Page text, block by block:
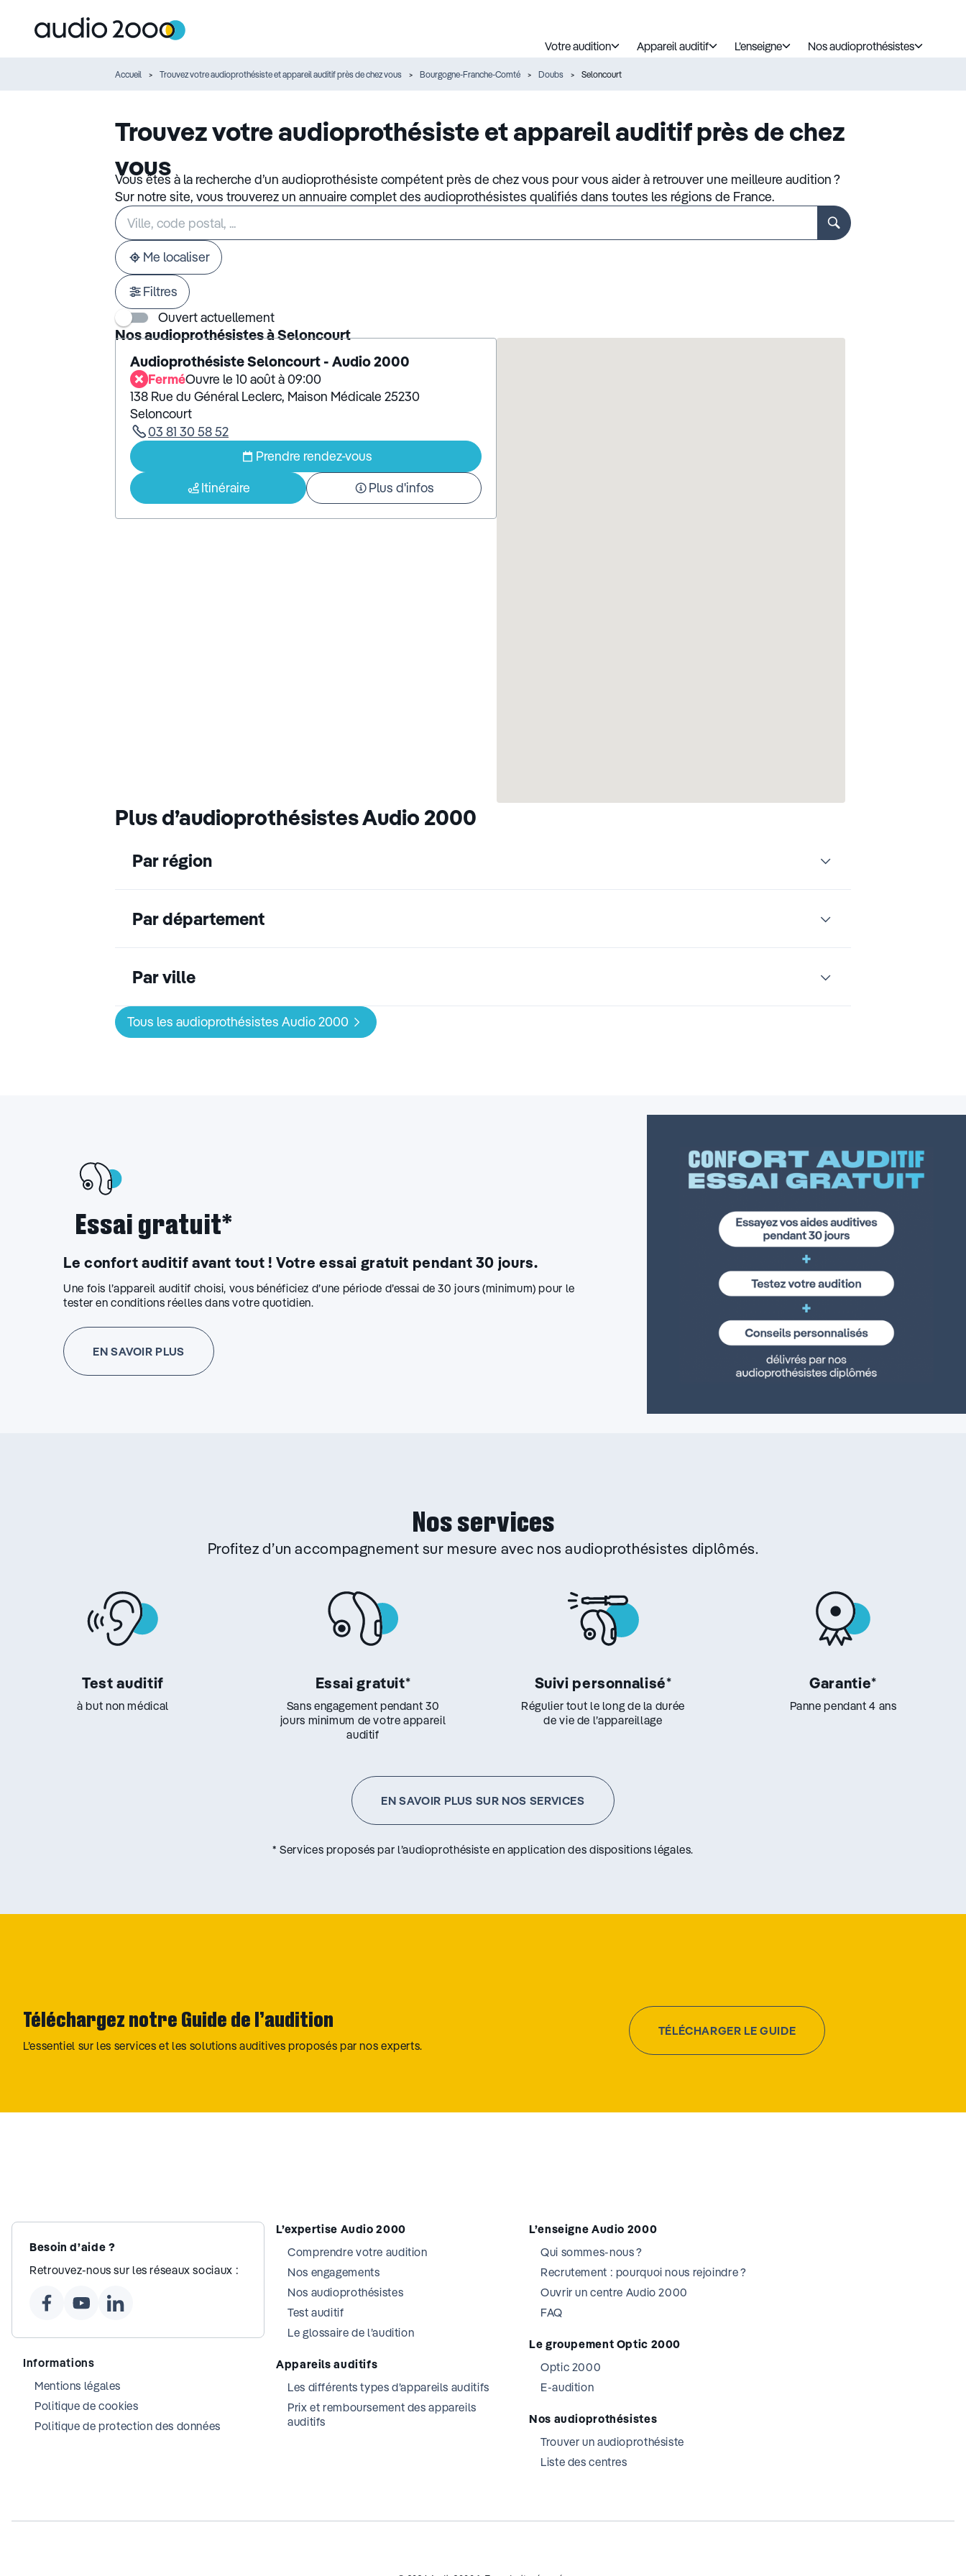
Votre audition Appareil auditif L’enseigne Nos audioprothésistes
Accueil Trouvez votre audioprothésiste et appareil auditif près de chez vous Bourgogne-Franche-Comté Doubs Seloncourt
Trouvez votre audioprothésiste et appareil auditif près de chez
vous
Vous êtes à la recherche d’un audioprothésiste compétent près de chez vous pour vous aider à retrouver une meilleure audition ?
Sur notre site, vous trouverez un annuaire complet des audioprothésistes qualifiés dans toutes les régions de France.
Veuillez
renseigner
une
adresse
Me localiser
Filtres
Ouvert actuellement
Nos audioprothésistes à Seloncourt
Audioprothésiste Seloncourt - Audio 2000
FerméOuvre le 10 août à 09:00
138 Rue du Général Leclerc, Maison Médicale 25230
Seloncourt
03 81 30 58 52
Prendre rendez-vous
Itinéraire
Plus d'infos
Plus d’audioprothésistes Audio 2000
Par région
Par département
Par ville
Tous les audioprothésistes Audio 2000
Essai gratuit*
Le confort auditif avant tout ! Votre essai gratuit pendant 30 jours.
Une fois l’appareil auditif choisi, vous bénéficiez d’une période d’essai de 30 jours (minimum) pour le
tester en conditions réelles dans votre quotidien.
EN SAVOIR PLUS
Nos services
Profitez d’un accompagnement sur mesure avec nos audioprothésistes diplômés.
Test auditif
à but non médical
Essai gratuit*
Sans engagement pendant 30
jours minimum de votre appareil
auditif
Suivi personnalisé*
Régulier tout le long de la durée
de vie de l’appareillage
Garantie*
Panne pendant 4 ans
EN SAVOIR PLUS SUR NOS SERVICES
* Services proposés par l’audioprothésiste en application des dispositions légales.
Téléchargez notre Guide de l’audition
L’essentiel sur les services et les solutions auditives proposés par nos experts.
TÉLÉCHARGER LE GUIDE
Besoin d’aide ?
Retrouvez-nous sur les réseaux sociaux :
Informations
Mentions légales
Politique de cookies
Politique de protection des données
L’expertise Audio 2000
Comprendre votre audition
Nos engagements
Nos audioprothésistes
Test auditif
Le glossaire de l’audition
Appareils auditifs
Les différents types d’appareils auditifs
Prix et remboursement des appareils
auditifs
L’enseigne Audio 2000
Qui sommes-nous ?
Recrutement : pourquoi nous rejoindre ?
Ouvrir un centre Audio 2000
FAQ
Le groupement Optic 2000
Optic 2000
E-audition
Nos audioprothésistes
Trouver un audioprothésiste
Liste des centres